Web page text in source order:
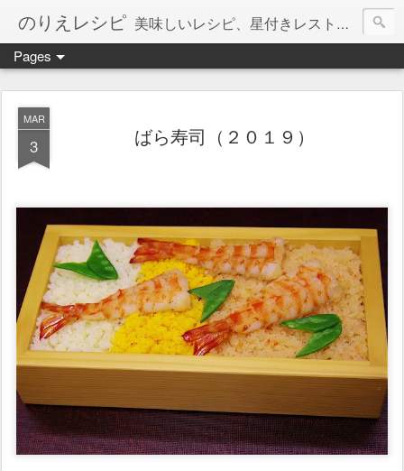
のりえレシピ 美味しいレシピ、星付きレストラン、絶品お取り寄せを紹介しています。
Pages
MAR
3 ばら寿司（２０１９）